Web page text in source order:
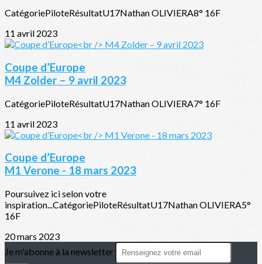
CatégoriePiloteRésultatU17Nathan OLIVIERA8° 16F
11 avril 2023
Coupe d’Europe
M4 Zolder – 9 avril 2023
CatégoriePiloteRésultatU17Nathan OLIVIERA7° 16F
11 avril 2023
Coupe d’Europe
M1 Verone - 18 mars 2023
Poursuivez ici selon votre
inspiration...CatégoriePiloteRésultatU17Nathan OLIVIERA5°
16F
20 mars 2023
Je m'abonne à la newsletter